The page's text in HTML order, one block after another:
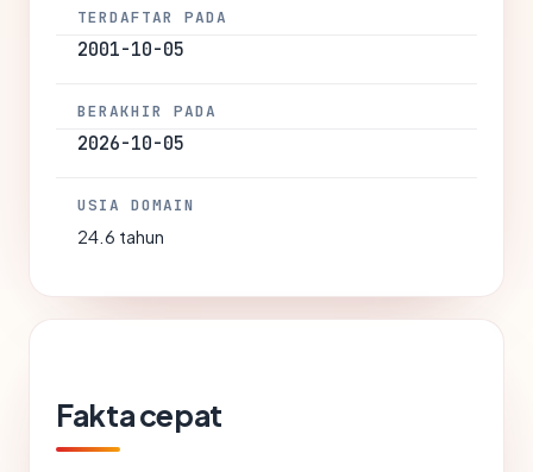
TERDAFTAR PADA
2001-10-05
BERAKHIR PADA
2026-10-05
USIA DOMAIN
24.6 tahun
Fakta cepat